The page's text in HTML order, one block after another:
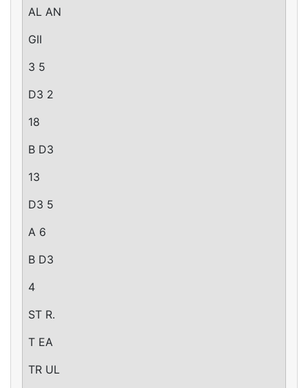
AL AN
GII
3 5
D3 2
18
B D3
13
D3 5
A 6
B D3
4
ST R.
T EA
TR UL